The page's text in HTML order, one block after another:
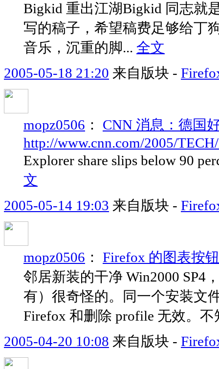
Bigkid 重出江湖Bigkid 同志就
写的稿子，希望稿费足够给丁
音乐，沉重的脚... 全文
2005-05-18 21:20 来自版块 -
mopz0506 ： CNN 消息：德国
http://www.cnn.com/2005/
Explorer share slips below 90
文
2005-05-14 19:03 来自版块 -
mopz0506 ： Firefox 的图表按
邻居新装的干净 Win2000 SP4
有）很奇怪的。同一个安装文
Firefox 和删除 profile 无效。
2005-04-20 10:08 来自版块 -